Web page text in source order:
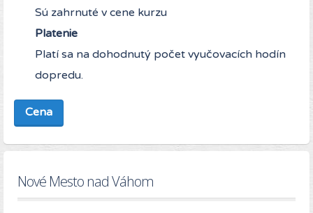
Sú zahrnuté v cene kurzu
Platenie
Platí sa na dohodnutý počet vyučovacích hodín
dopredu.
Cena
Nové Mesto nad Váhom